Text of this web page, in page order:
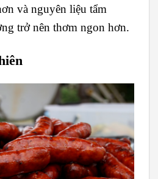
và nguyên liệu tẩm
trở nên thơm ngon hơn.